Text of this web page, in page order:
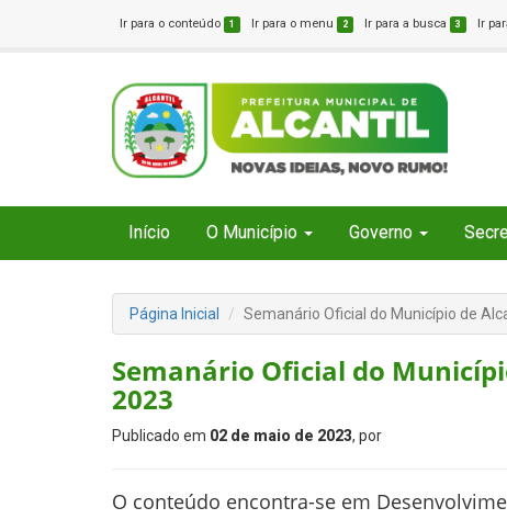
Ir para o conteúdo 1 Ir para o menu 2 Ir para a busca 3 Ir
Início O Município Governo
Página Inicial Semanário Oficial do Município de
Semanário Oficial do
2023
Publicado em 02 de maio de 2023, por
O conteúdo encontra-se em